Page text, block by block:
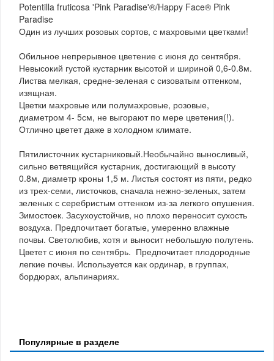
Potentilla fruticosa 'Pink Paradise'®/Happy Face® Pink
Paradise
Один из лучших розовых сортов, с махровыми цветками!
Обильное непрерывное цветение с июня до сентября.
Невысокий густой кустарник высотой и шириной 0,6-0.8м.
Листва мелкая, средне-зеленая с сизоватым оттенком,
изящная.
Цветки махровые или полумахровые, розовые,
диаметром 4- 5см, не выгорают по мере цветения(!).
Отлично цветет даже в холодном климате.
Пятилисточник кустарниковый.Необычайно выносливый,
сильно ветвящийся кустарник, достигающий в высоту
0.8м, диаметр кроны 1,5 м. Листья состоят из пяти, редко
из трех-семи, листочков, сначала нежно-зеленых, затем
зеленых с серебристым оттенком из-за легкого опушения.
Зимостоек. Засухоустойчив, но плохо переносит сухость
воздуха. Предпочитает богатые, умеренно влажные
почвы. Светолюбив, хотя и выносит небольшую полутень.
Цветет с июня по сентябрь. Предпочитает плодородные
легкие почвы. Используется как ординар, в группах,
бордюрах, альпинариях.
Популярные в разделе